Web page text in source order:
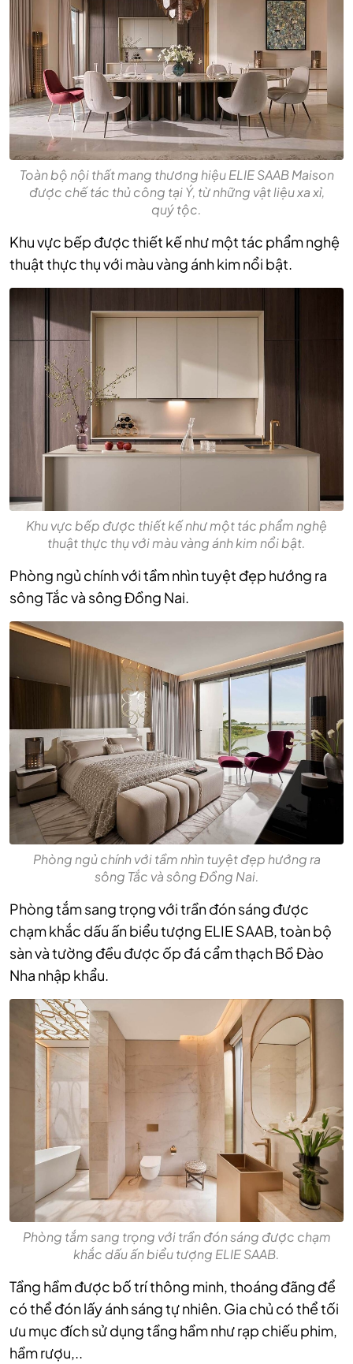
Toàn bộ nội thất mang thương hiệu ELIE SAAB Maison
được chế tác thủ công tại Ý, từ những vật liệu xa xỉ,
quý tộc.
Khu vực bếp được thiết kế như một tác phẩm nghệ
thuật thực thụ với màu vàng ánh kim nổi bật.
Khu vực bếp được thiết kế như một tác phẩm nghệ
thuật thực thụ với màu vàng ánh kim nổi bật.
Phòng ngủ chính với tầm nhìn tuyệt đẹp hướng ra
sông Tắc và sông Đồng Nai.
Phòng ngủ chính với tầm nhìn tuyệt đẹp hướng ra
sông Tắc và sông Đồng Nai.
Phòng tắm sang trọng với trần đón sáng được
chạm khắc dấu ấn biểu tượng ELIE SAAB, toàn bộ
sàn và tường đều được ốp đá cẩm thạch Bồ Đào
Nha nhập khẩu.
Phòng tắm sang trọng với trần đón sáng được chạm
khắc dấu ấn biểu tượng ELIE SAAB.
Tầng hầm được bố trí thông minh, thoáng đãng để
có thể đón lấy ánh sáng tự nhiên. Gia chủ có thể tối
ưu mục đích sử dụng tầng hầm như rạp chiếu phim,
hầm rượu,..